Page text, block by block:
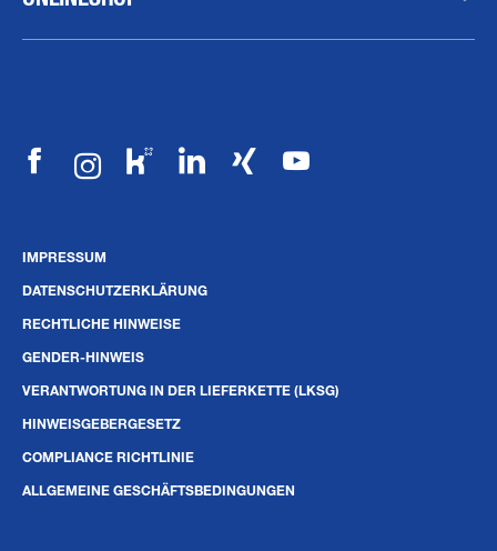
IMPRESSUM
DATENSCHUTZERKLÄRUNG
RECHTLICHE HINWEISE
GENDER-HINWEIS
VERANTWORTUNG IN DER LIEFERKETTE (LKSG)
HINWEISGEBERGESETZ
COMPLIANCE RICHTLINIE
ALLGEMEINE GESCHÄFTSBEDINGUNGEN